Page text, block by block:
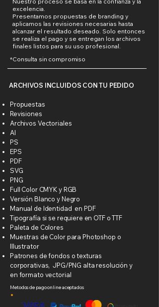
excelencia.
Presentamos propuestas de branding y
aplicamos las revisiones necesarias hasta
alcanzar el resultado deseado. Solo entonces
se realiza el pago y se entregan los archivos
finales listos para su uso profesional.
*Consulta sin compromiso
ARCHIVOS INCLUIDOS ​ CON TU PEDIDO
Propuestas
Revisiones
Archivos Vectoriales
AI
PS
EPS
PDF
SVG
PNG
Full Color CMYK y RGB
Versión Blanco y Negro
Manual de Identidad en PDF
Tipografía si se requiere en OTF o TTF
Paleta de Colores
Muestras de Color para Photoshop o
Illustrator
Patrones de fondos o texturas
corporativas, JPG/PNG alta resolución y
en formato vectorial
Metodos de pago online aceptados